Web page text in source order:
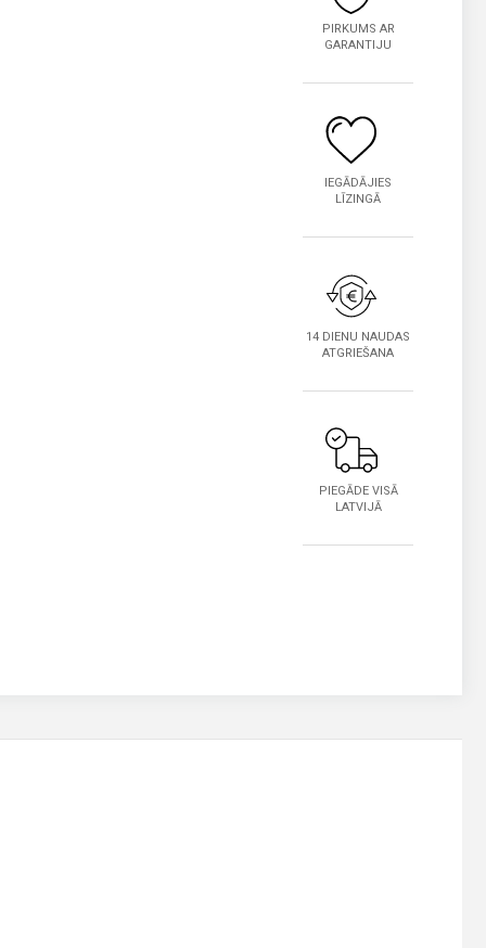
PIRKUMS AR
GARANTIJU
IEGĀDĀJIES
LĪZINGĀ
14 DIENU NAUDAS
ATGRIEŠANA
PIEGĀDE VISĀ
LATVIJĀ